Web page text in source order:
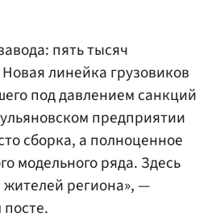
пять тысяч
линейка грузовиков
под давлением санкций
предприятии
сборка, а полноценное
модельного ряда. Здесь
жителей региона», —